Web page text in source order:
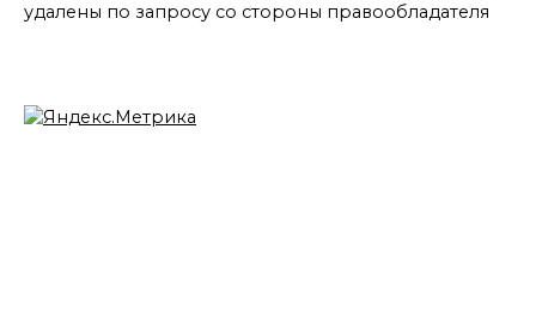
удалены по запросу со стороны правообладателя